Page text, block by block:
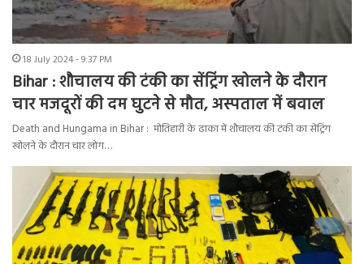
18 July 2024 - 9:37 PM
Bihar : शौचालय की टंकी का सेंट्रिंग खोलने के दौरान
चार मजदूरों की दम घुटने से मौत, अस्पताल में बवाल
Death and Hungama in Bihar : मोतिहारी के ढाका में शौचालय की टंकी का सेंट्रिंग
खोलने के दौरान चार लोग…